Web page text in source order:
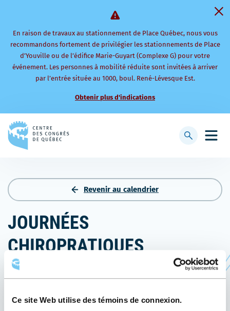
Ce site Web utilise des témoins de connexion.
En raison de travaux au stationnement de Place Québec, nous vous
recommandons fortement de privilégier les stationnements de Place
d’Youville ou de l’édifice Marie-Guyart (Complexe G) pour votre
événement. Les personnes à mobilité réduite sont invitées à arriver
par l’entrée située au 1000, boul. René-Lévesque Est.
Obtenir plus d'indications
à
Afficher
recherche
Revenir au calendrier
JOURNÉES
CHIROPRATIQUES
17au